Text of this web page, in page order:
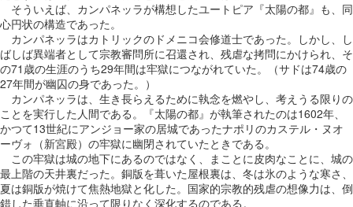
そういえば、カンパネッラが構想したユートピア『太陽の都』も、同
心円状の構造であった。
カンパネッラはカトリックのドメニコ会修道士であった。しかし、し
ばしば異端者として宗教審問所に召還され、残虐な拷問にかけられ、そ
の71歳の生涯のうち29年間は牢獄につながれていた。（サドは74歳の
27年間が幽囚の身であった。）
カンパネッラは、生き長らえるために執念を燃やし、考えうる限りの
ことを実行した人間である。『太陽の都』が執筆されたのは1602年、
かつて13世紀にアンジョー家の居城であったナポリのカステル・ヌオ
ーヴォ（新宮殿）の牢獄に幽閉されていたときである。
この牢獄は城の地下にあるのではなく、まことに皮肉なことに、城の
最上階の天井裏だった。銅版を葺いた屋根裏は、冬は氷のような寒さ、
夏は銅版が焼けて焦熱地獄と化した。国家的宗教的残虐の想像力は、倒
錯した垂直軸に沿って限りなく深化するのである。